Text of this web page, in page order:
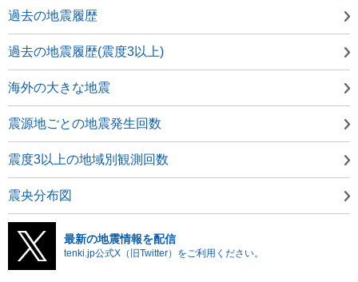
過去の地震履歴
過去の地震履歴(震度3以上)
海外の大きな地震
震源地ごとの地震発生回数
震度3以上の地域別観測回数
震央分布図
最新の地震情報を配信
tenki.jp公式X（旧Twitter）をご利用ください。